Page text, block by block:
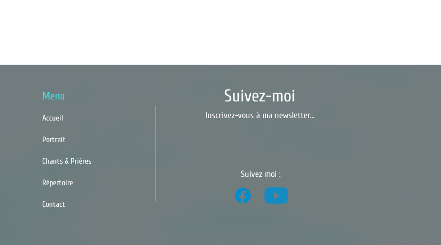
Suivez-moi
Inscrivez-vous à ma newsletter...
Menu
Accueil
Portrait
Chants & Prières
Répertoire
Contact
Suivez moi :